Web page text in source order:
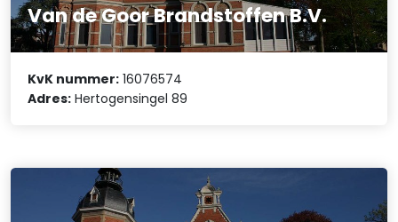
Van de Goor Brandstoffen B.V.
KvK nummer: 16076574
Adres: Hertogensingel 89